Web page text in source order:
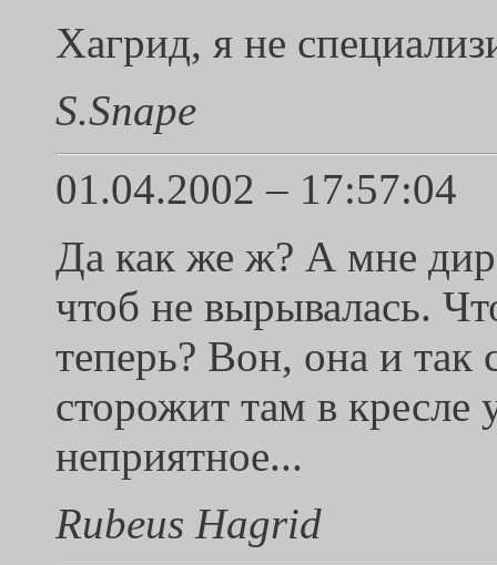
Хагрид, я не
S.Snape
01.04.2002 – 17:57:04
Да как же ж? А мне
чтоб не вырывалась.
теперь? Вон, она и так
сторожит там в кресле
неприятное...
Rubeus Hagrid